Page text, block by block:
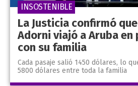
La Justicia confirmó
Adorni viajó a Aruba en
con su familia
Cada pasaje salió 1450 dólares, lo
5800 dólares entre toda la familia
INSOSTENIBLE